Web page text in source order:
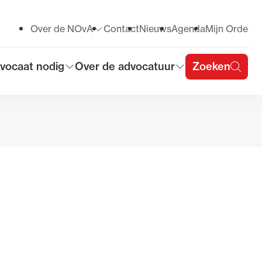
submenu voor
nodig
Toon submenu voor
Over de advocatuur Zoeken
Toon submenu voor
Over de NOvA ContactNieuwsAgendaMijn Orde